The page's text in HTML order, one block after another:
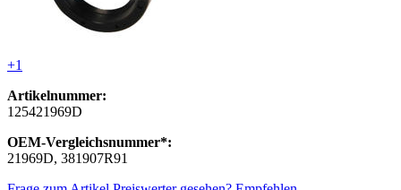
+1
Artikelnummer:
125421969D
OEM-Vergleichsnummer*:
21969D, 381907R91